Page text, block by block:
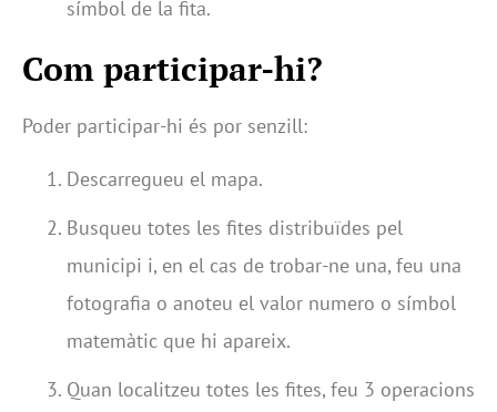
símbol de la fita.
Com participar-hi?
Poder participar-hi és por senzill:
Descarregueu el mapa.
Busqueu totes les fites distribuïdes pel
municipi i, en el cas de trobar-ne una, feu una
fotografia o anoteu el valor numero o símbol
matemàtic que hi apareix.
Quan localitzeu totes les fites, feu 3 operacions